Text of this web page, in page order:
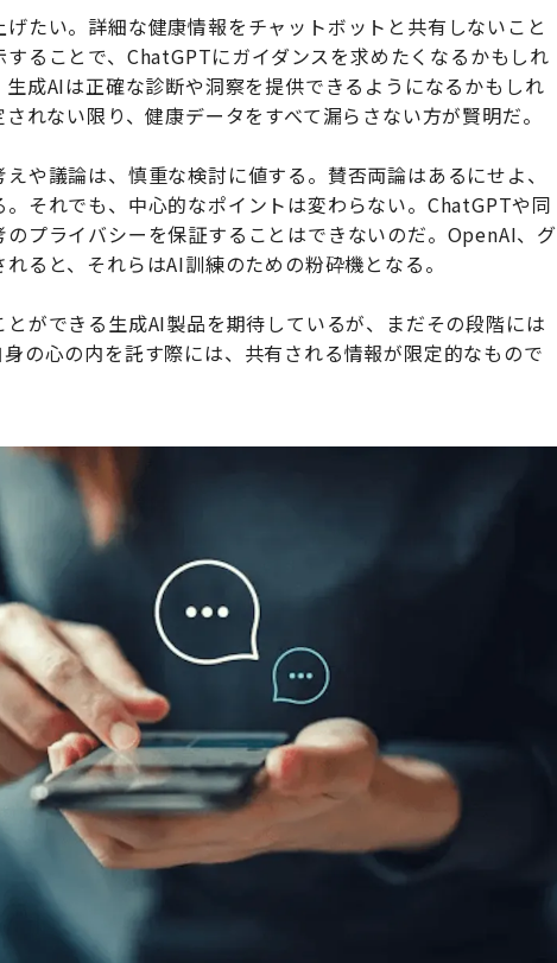
たい。詳細な健康情報をチャットボットと共有しないこと
ることで、ChatGPTにガイダンスを求めたくなるかもしれ
成AIは正確な診断や洞察を提供できるようになるかもしれ
れない限り、健康データをすべて漏らさない方が賢明だ。
や議論は、慎重な検討に値する。賛否両論はあるにせよ、
それでも、中心的なポイントは変わらない。ChatGPTや同
プライバシーを保証することはできないのだ。OpenAI、グ
ると、それらはAI訓練のための粉砕機となる。
ができる生成AI製品を期待しているが、まだその段階には
の心の内を託す際には、共有される情報が限定的なもので